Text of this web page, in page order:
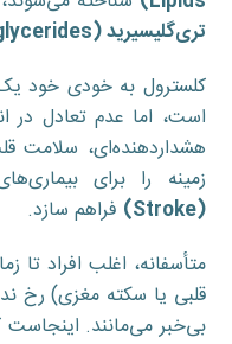
تری‌گلیسیرید (
کلسترول به خودی خود
است، اما عدم تعادل در
هشداردهنده‌ای، سلامت
زمینه را برای
(
Stroke
) فراهم سازد.
متأسفانه، اغلب افراد تا
قلبی یا سکته مغزی) رخ
بی‌خبر می‌مانند.